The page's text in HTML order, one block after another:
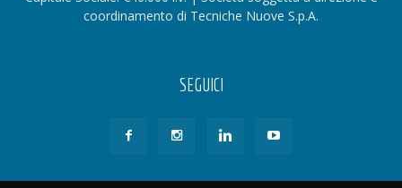
coordinamento di Tecniche Nuove S.p.A.
SEGUICI